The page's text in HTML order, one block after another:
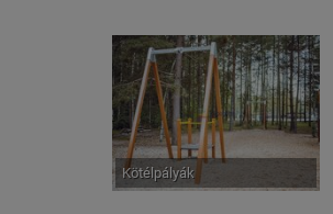
Kötélpályák